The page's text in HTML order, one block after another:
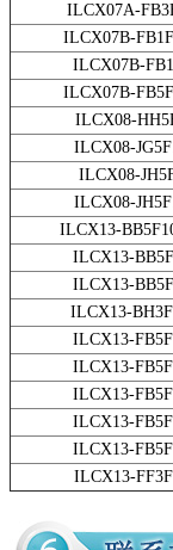
ILCX07A-
ILCX07B-
ILCX07B-
ILCX07B-
ILCX08-
ILCX08-
ILCX08-
ILCX08-
ILCX13-
ILCX13-
ILCX13-
ILCX13-
ILCX13-
ILCX13-
ILCX13-
ILCX13-
ILCX13-
ILCX13-